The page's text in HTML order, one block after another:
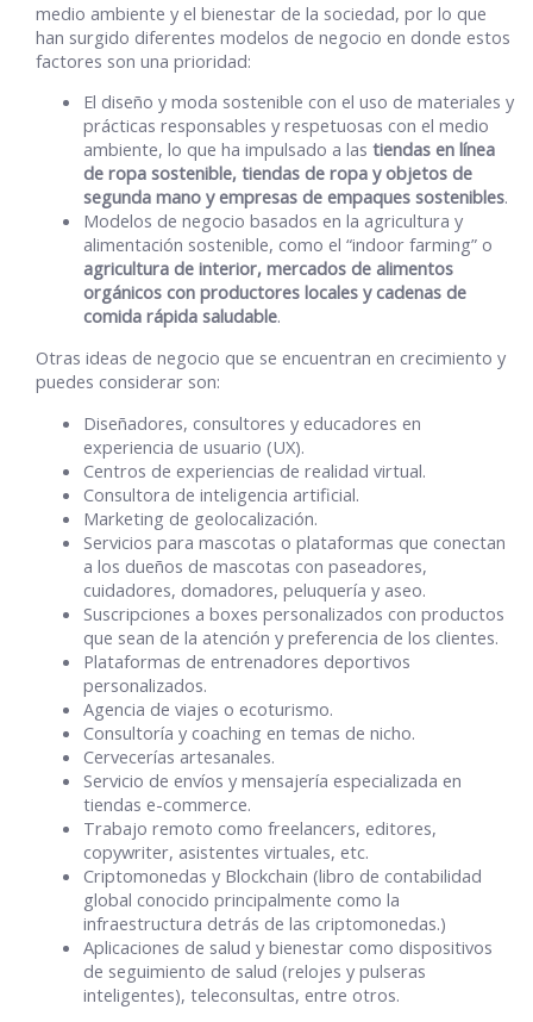
medio ambiente y el bienestar de la sociedad, por lo que
han surgido diferentes modelos de negocio en donde estos
factores son una prioridad:
El diseño y moda sostenible con el uso de materiales y
prácticas responsables y respetuosas con el medio
ambiente, lo que ha impulsado a lastiendas en línea
de ropa sostenible, tiendas de ropa y objetos de
segunda mano y empresas de empaques sostenibles.
Modelos de negocio basados en la agricultura y
alimentación sostenible, como el “indoor farming” o
agricultura de interior, mercados de alimentos
orgánicos con productores locales y cadenas de
comida rápida saludable.
Otras ideas de negocio que se encuentran en crecimiento y
puedes considerar son:
Diseñadores, consultores y educadores en
experiencia de usuario (UX).
Centros de experiencias de realidad virtual.
Consultora de inteligencia artificial.
Marketing de geolocalización.
Servicios para mascotas o plataformas que conectan
a los dueños de mascotas con paseadores,
cuidadores, domadores, peluquería y aseo.
Suscripciones a boxes personalizados con productos
que sean de la atención y preferencia de los clientes.
Plataformas de entrenadores deportivos
personalizados.
Agencia de viajes o ecoturismo.
Consultoría y coaching en temas de nicho.
Cervecerías artesanales.
Servicio de envíos y mensajería especializada en
tiendas e-commerce.
Trabajo remoto como freelancers, editores,
copywriter, asistentes virtuales, etc.
Criptomonedas y Blockchain (libro de contabilidad
global conocido principalmente como la
infraestructura detrás de las criptomonedas.)
Aplicaciones de salud y bienestar como dispositivos
de seguimiento de salud (relojes y pulseras
inteligentes), teleconsultas, entre otros.